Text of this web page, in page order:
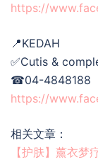
https://
📍KEDAH
✅Cutis &
☎04-4848188
https://
相关文章：
【护肤】薰衣